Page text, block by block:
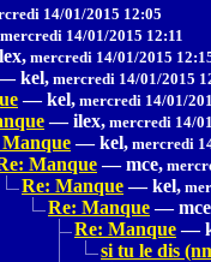
14/01/2015 12:05
mercredi 14/01/2015 12:11
mercredi 14/01/2015
kel, mercredi 14/01/2015
— kel, mercredi 14/01/
— ilex, mercredi 14/
— kel, mercredi
Manque — mce,
Re: Manque — kel,
Re: Manque —
Re: Manque —
si tu le dis